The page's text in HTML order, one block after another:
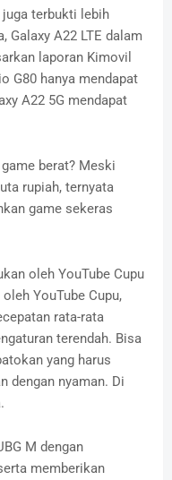
juga terbukti lebih
Galaxy A22 LTE dalam
laporan Kimovil
G80 hanya mendapat
A22 5G mendapat
berat? Meski
rupiah, ternyata
game sekeras
oleh YouTube Cupu
YouTube Cupu,
rata-rata
terendah. Bisa
yang harus
dengan nyaman. Di
M dengan
memberikan